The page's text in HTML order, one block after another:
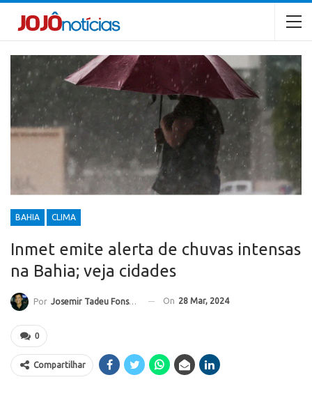
BAHIA CLIMA
Inmet emite alerta de chuvas intensas
na Bahia; veja cidades
Por Josemir Tadeu Fonseca On 28 Mar, 2024
0
Compartilhar